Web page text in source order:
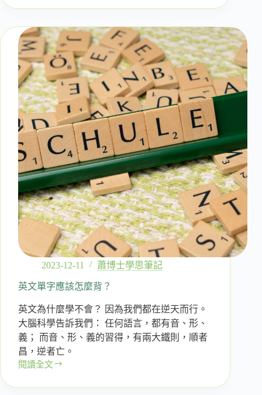
小
時，
跑
完
SoR
的
六
大
區
塊
2023-12-11 蕭博士學思筆記
英文單字應該怎麼背？
英文為什麼學不會？ 因為我們都在逆天而行。
大腦科學告訴我們： 任何語言，都有音、形、
義； 而音、形、義的習得，有兩大鐵則，順者
昌，逆者亡。
閱讀全文
英